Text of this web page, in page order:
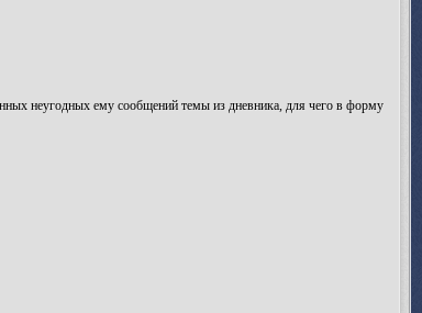
неугодных ему сообщений темы из дневника, для чего в форму